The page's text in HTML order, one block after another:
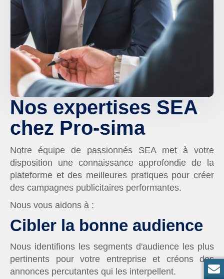
Nos expertises SEA
chez Pro-sima
Notre équipe de passionnés SEA met à votre
disposition une connaissance approfondie de la
plateforme et des meilleures pratiques pour créer
des campagnes publicitaires performantes.
Nous vous aidons à :
Cibler la bonne audience
Nous identifions les segments d'audience les plus
pertinents pour votre entreprise et créons des
annonces percutantes qui les interpellent.